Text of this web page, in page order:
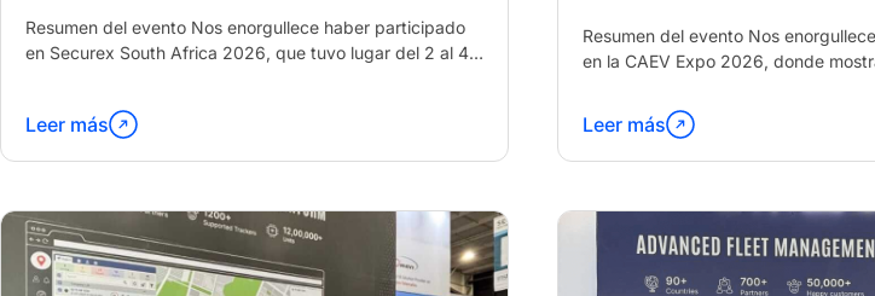
Resumen del evento Nos enorgullece haber participado
en Securex South Africa 2026, que tuvo lugar del 2 al 4
Continúa
leyendo
Expo
South
Africa"
Leer más
Resumen del evento Nos
en la CAEV Expo 2026, donde
inteligente de residuos y...
Continúa
leyendo
Autonomous
Electric
Leer más